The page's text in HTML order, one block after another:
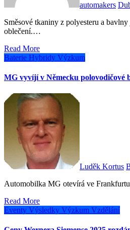
automakers
Směsové tkaniny z polyesteru a bavlny jsou díky svým funkčním výhodám standardem v ochranném, pracovním a sportovním
oblečení.…
Read More
Baterie Hybridy Výzkum
MG vyvíjí v Německu polovodičové
Luděk Kortus
Automobilka MG otevírá ve
Read More
Eventy Výsledky Výzkum Vzdělání